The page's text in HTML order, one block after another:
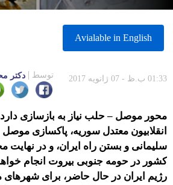
Avialable in English
01:33 ب.ظ - 07 ژانویه 2017 توسط دكتر
محور موصل – حلب نیاز به بازسازی
انقلابیون معتدل سوریه، پاکسازی
سلیمانی و بستن راه ایران، و در نهایت
کشور در حومه جنوبی بیروت انجام
رژیم ایران در حال حاضر، برای